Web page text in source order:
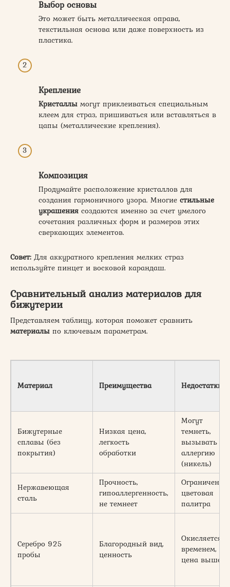
Выбор основы
Это может быть металлическая оправа,
текстильная основа или даже поверхность из
пластика.
Крепление
Кристаллы могут приклеиваться специальным
клеем для страз, пришиваться или вставляться в
цапы (металлические крепления).
Композиция
Продумайте расположение кристаллов для
создания гармоничного узора. Многие стильные
украшения создаются именно за счет умелого
сочетания различных форм и размеров этих
сверкающих элементов.
Совет: Для аккуратного крепления мелких страз
используйте пинцет и восковой карандаш.
Сравнительный анализ материалов для
бижутерии
Представляем таблицу, которая поможет сравнить
материалы по ключевым параметрам.
Материал Преимущества Недостатки
Бижутерные
сплавы (без
покрытия)
Низкая цена,
легкость
обработки
Могут
темнеть,
вызывать
аллергию
(никель)
Нержавеющая
сталь
Прочность,
гипоаллергенность,
не темнеет
цветовая
палитра
Серебро 925
пробы
Благородный вид,
ценность
Окисляется
временем,
цена выше